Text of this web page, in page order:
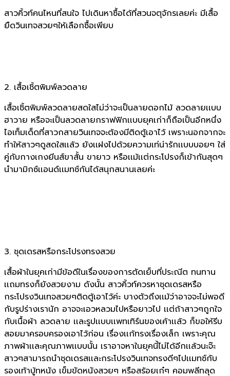
สาวคิ้วท์คนไหนที่สนใจ ไปเดินหาซื้อได้ที่สวนจตุจักรเลยค่ะ มีเสื้อ
ยืดวินเทจสวยๆให้เลือกซื้อเพียบ
2. เสื้อเชิ้ตพิมพ์ลวดลาย
เสื้อเชิ้ตพิมพ์ลวดลายสดใสไม่ว่าจะเป็นลายดอกไม้ ลวดลายเเบบ
ฮาวาย หรือจะเป็นลวดลายกราฟฟิกเเบบยุคเก่าก็ถือเป็นอีกหนึ่ง
ไอเท็มเด็ดที่สาวกสายวินเทจจะต้องมีติดตู้เอาไว้ เพราะนอกจากจะ
ทำให้สาวๆดูสดใสเเล้ว ยังเเฝงไปด้วยความเท่น่ารักเเบบบอยๆ ใส่
คู่กับกางเกงยีนส์ขาสั้น ขายาว หรือเเม้เเต่กระโปรงก็เข้ากันสุดๆ
นำมามิกซ์เเอนด์เเมทช์กันได้สนุกสนานเลยค่ะ
3. ชุดเดรสหรือกระโปรงทรงสวย
เสื้อผ้าในยุคเก่ามีข้อดีในเรื่องของการตัดเย็บที่ประณีต ทนทาน
เเถมทรงก็ยังสวยงาม ดังนั้น สาวคิ้วท์ควรหาชุดเดรสหรือ
กระโปรงวินเทจสวยๆติดตู้เอาไว้ค่ะ บางตัวถึงเเม้ว่าอาจจะไม่พอดี
กับรูปร่างเรานัก อาจจะเอวหลวมไปหรือยาวไป เเต่ถ้าสาวๆถูกใจ
กับเนื้อผ้า ลวดลาย เเละรูปเเบบเเพทเทิร์นของเค้าเเล้ว ก็ขอให้รีบ
สอยมาครอบครองเอาไว้ก่อน เรื่องเเก้ทรงเรื่องเล็ก เพราะคุณ
ภาพผ้าเเละคุณภาพเเบบนั้น เราอาจหาในยุคนี้ไม่ได้อีกเเล้วนะจ๊ะ
สาวๆสามารถนำชุดเดรสเเละกระโปรงวินเทจทรงดีๆไปเเมทช์กับ
รองเท้าบู้ทหนัง เข็มขัดหนังสวยๆ หรือสร้อยเก๋ๆ คอมพลีทลุด